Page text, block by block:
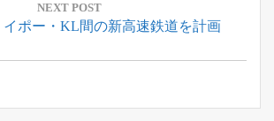
NEXT POST
ポー・KL間の新高速鉄道を計画